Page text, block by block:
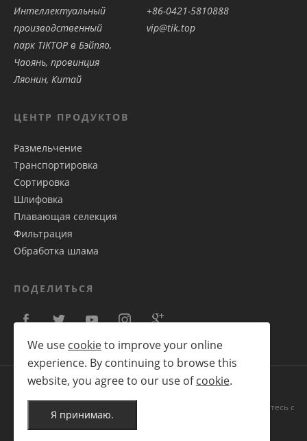
Интеллектуальный
производственный
парк TIKTOP в Бэйпяо,
Чаоянь, провинция
Ляонин, Китай
+86-0421-5810888
vip@tik.top
ЦЕНТР ПРОДУКТОВ
Размельчение
Транспортировка
Сортировка
Шлифовка
Плавающая селекция
Фильтрация
Обработка шлама
ПОДЕЛИТЬСЯ
© 2019 - 2025 TIKTOP Company. Все права защищены.
Свяжитесь с
We use cookieto improve your online
experience. By continuing to browse this
website, you agree to our use ofcookie.
Я принимаю.